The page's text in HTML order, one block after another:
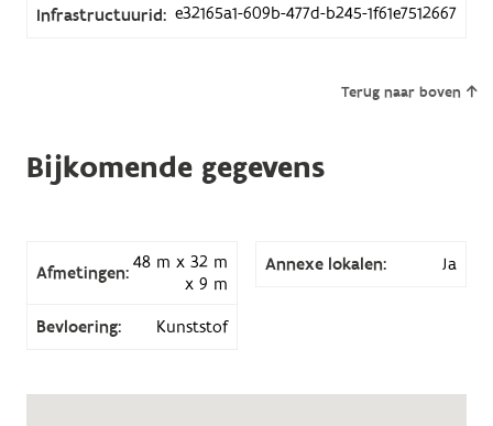
Infrastructuurid: e32165a1-609b-477d-b245-1f61e7512667
Terug naar boven
Bijkomende gegevens
Afmetingen: 48 m x 32 m
x 9 m
Annexe lokalen: Ja
Bevloering: Kunststof